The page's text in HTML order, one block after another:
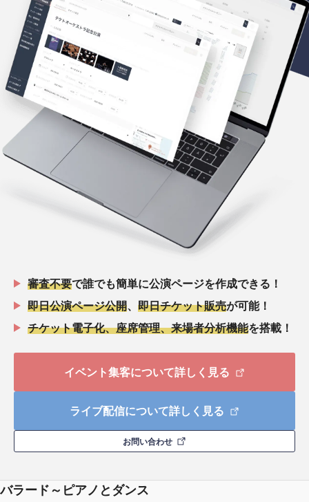
審査不要で誰でも簡単に公演ページを作成できる！
即日公演ページ公開
即日チケット販売が可能！
チケット電子化、座席管理、来場者分析機能を搭載！
イベント集客について詳しく見る
ライブ配信について詳しく見る
お問い合わせ
バラード～ピアノとダンス